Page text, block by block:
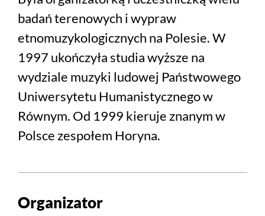
badań terenowych i wypraw
etnomuzykologicznych na Polesie. W
1997 ukończyła studia wyższe na
wydziale muzyki ludowej Państwowego
Uniwersytetu Humanistycznego w
Równym. Od 1999 kieruje znanym w
Polsce zespołem Horyna.
Organizator